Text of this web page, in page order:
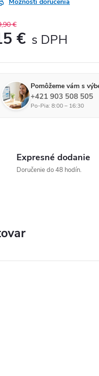
€
€
Pomôžeme vám s
+421 903 508 505
Po-Pia: 8:00 – 16:30
Expresné dodanie
Doručenie do 48 hodín.